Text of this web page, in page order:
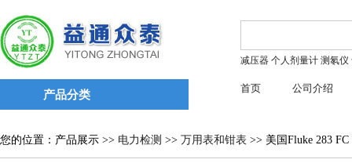
产品分类
减压器 个人剂量计 测氡仪
首页 公司介绍
您的位置：产品展示 >> 电力检测 >> 万用表和钳表 >> 美国Fluke 283